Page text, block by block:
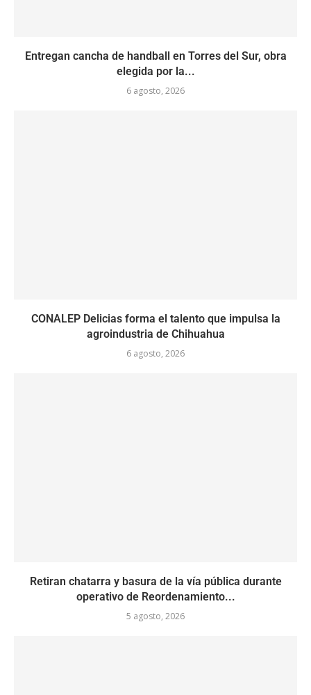
Entregan cancha de handball en Torres del Sur, obra
elegida por la...
6 agosto, 2026
CONALEP Delicias forma el talento que impulsa la
agroindustria de Chihuahua
6 agosto, 2026
Retiran chatarra y basura de la vía pública durante
operativo de Reordenamiento...
5 agosto, 2026